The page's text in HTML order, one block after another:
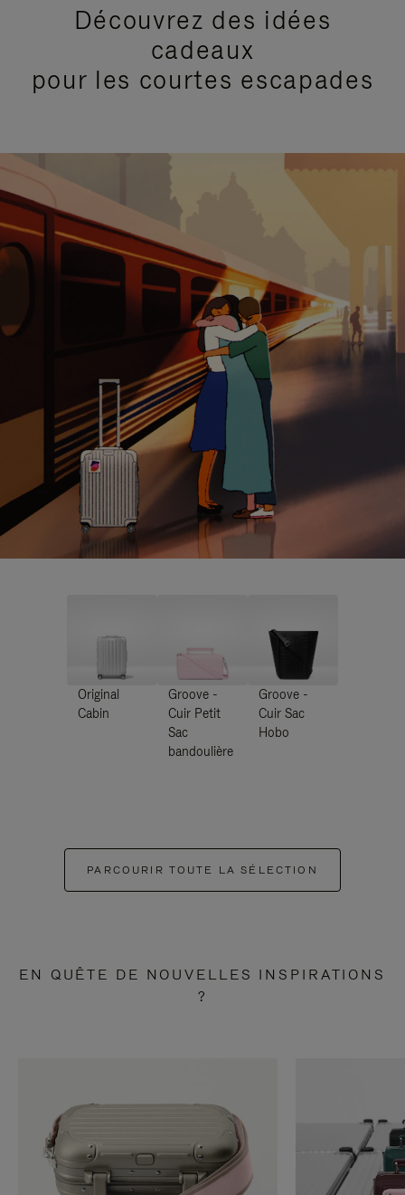
Découvrez des idées
cadeaux
pour les courtes escapades
Original
Cabin
Groove -
Cuir Petit
Sac
bandoulière
Groove -
Cuir Sac
Hobo
PARCOURIR TOUTE LA SÉLECTION
EN QUÊTE DE NOUVELLES INSPIRATIONS
?